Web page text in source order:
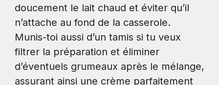
doucement le lait chaud et éviter qu’il
n’attache au fond de la casserole.
Munis-toi aussi d’un tamis si tu veux
filtrer la préparation et éliminer
d’éventuels grumeaux après le mélange,
assurant ainsi une crème parfaitement